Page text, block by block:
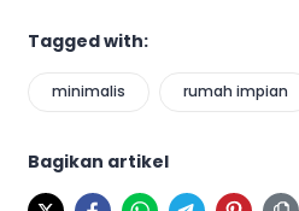
Tagged with:
minimalis rumah impian
Bagikan artikel